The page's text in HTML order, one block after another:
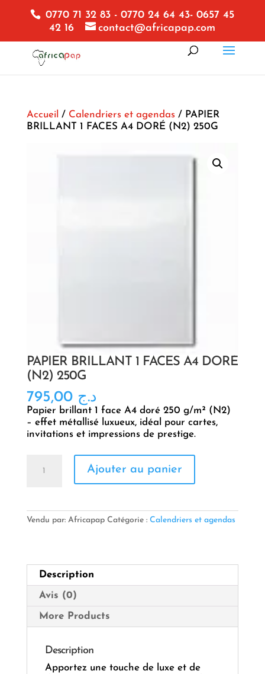
0770 71 32 83 - 0770 24 64 43- 0657 45
42 16
contact@africapap.com
Accueil / Calendriers et agendas/ PAPIER
BRILLANT 1 FACES A4 DORÉ (N2) 250G
PAPIER BRILLANT 1 FACES A4 DORÉ
(N2) 250G
د.ج 795,00
Papier brillant 1 face A4 doré 250 g/m² (N2)
– effet métallisé luxueux, idéal pour cartes,
invitations et impressions de prestige.
FACES
250G
Ajouter au panier
Vendu par: Africapap Catégorie : Calendriers et agendas
Description
Avis (0)
More Products
Description
Apportez une touche de luxe et de